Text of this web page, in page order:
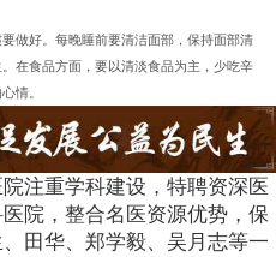
好。每晚睡前要清洁面部，保持面部清
在食品方面，要以清淡食品为主，少吃辛
情。
注重学科建设，特聘资深医
院，整合名医资源优势，保
田华、郑学毅、吴月志等一